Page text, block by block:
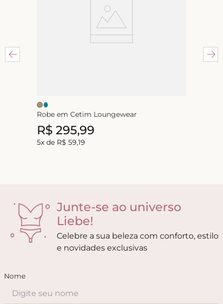
Robe em Cetim Loungewear
R$ 295,99
5x de R$ 59,19
Junte-se ao universo
Liebe!
Celebre a sua beleza com conforto, estilo
e novidades exclusivas
Nome